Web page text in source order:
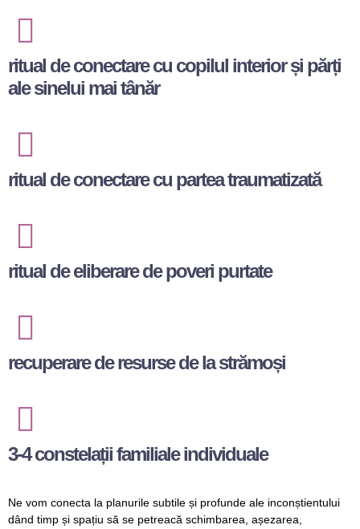
ritual de conectare cu copilul interior și părți
ale sinelui mai tânăr
ritual de conectare cu partea traumatizată
ritual de eliberare de poveri purtate
recuperare de resurse de la strămoși
3-4 constelații familiale individuale
Ne vom conecta la planurile subtile și profunde ale inconștientului
dând timp și spațiu să se petreacă schimbarea, așezarea,